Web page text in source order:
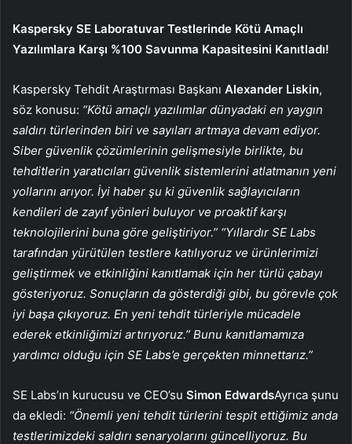
Kaspersky SE Laboratuvar Testlerinde Kötü Amaçlı
Yazılımlara Karşı %100 Savunma Kapasitesini Kanıtladı!
Kaspersky Tehdit Araştırması Başkanı Alexander Liskin,
söz konusu: “Kötü amaçlı yazılımlar dünyadaki en yaygın
saldırı türlerinden biri ve sayıları artmaya devam ediyor.
Siber güvenlik çözümlerinin gelişmesiyle birlikte, bu
tehditlerin yaratıcıları güvenlik sistemlerini atlatmanın yeni
yollarını arıyor. İyi haber şu ki güvenlik sağlayıcıların
kendileri de zayıf yönleri buluyor ve proaktif karşı
teknolojilerini buna göre geliştiriyor.” “Yıllardır SE Labs
tarafından yürütülen testlere katılıyoruz ve ürünlerimizi
geliştirmek ve etkinliğini kanıtlamak için her türlü çabayı
gösteriyoruz. Sonuçların da gösterdiği gibi, bu görevle çok
iyi başa çıkıyoruz. En yeni tehdit türleriyle mücadele
ederek etkinliğimizi artırıyoruz.” Bunu kanıtlamamıza
yardımcı olduğu için SE Labs’e gerçekten minnettarız.”
SE Labs’ın kurucusu ve CEO’su Simon EdwardsAyrıca şunu
da ekledi: “Önemli yeni tehdit türlerini tespit ettiğimiz anda
testlerimizdeki saldırı senaryolarını güncelliyoruz. Bu